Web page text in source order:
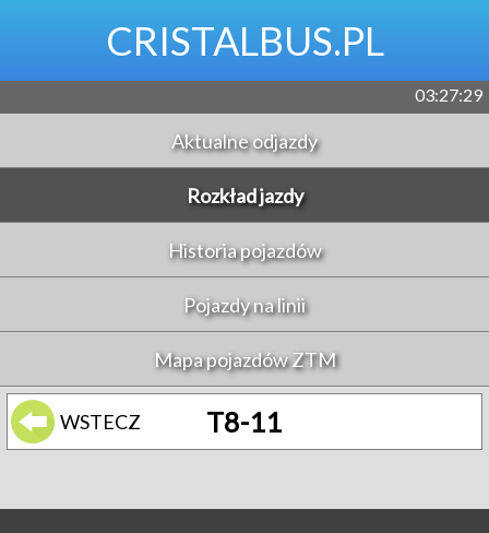
CRISTALBUS.PL
03:27:29
Aktualne odjazdy
Rozkład jazdy
Historia pojazdów
Pojazdy na linii
Mapa pojazdów ZTM
WSTECZ T8-11